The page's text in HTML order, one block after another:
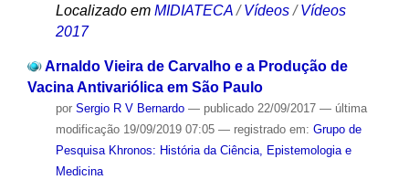
Localizado em MIDIATECA /Vídeos /Vídeos
2017
Arnaldo Vieira de Carvalho e a Produção de
Vacina Antivariólica em São Paulo
por Sergio R V Bernardo — publicado22/09/2017 — última
modificação19/09/2019 07:05 — registrado em: Grupo de
Pesquisa Khronos: História da Ciência, Epistemologia e
Medicina